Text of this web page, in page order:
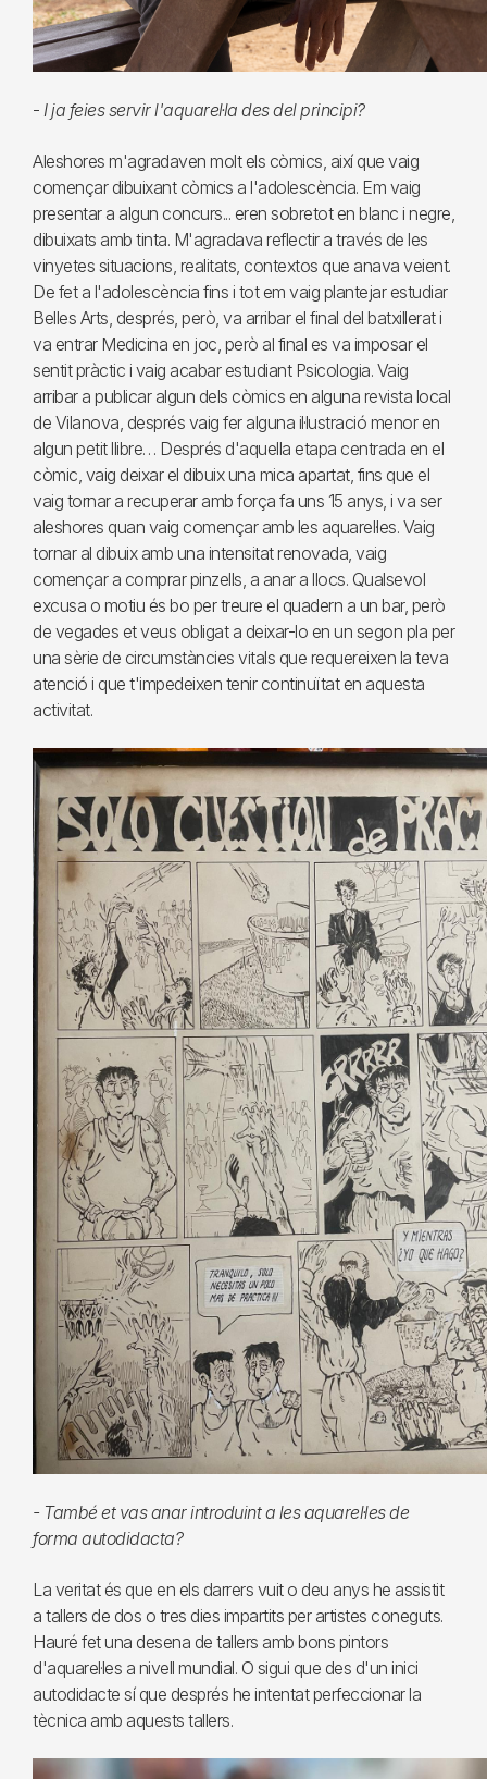
- I ja feies servir l'aquarel·la des del principi?
Aleshores m'agradaven molt els còmics, així que vaig
començar dibuixant còmics a l'adolescència. Em vaig
presentar a algun concurs... eren sobretot en blanc i negre,
dibuixats amb tinta. M'agradava reflectir a través de les
vinyetes situacions, realitats, contextos que anava veient.
De fet a l'adolescència fins i tot em vaig plantejar estudiar
Belles Arts, després, però, va arribar el final del batxillerat i
va entrar Medicina en joc, però al final es va imposar el
sentit pràctic i vaig acabar estudiant Psicologia. Vaig
arribar a publicar algun dels còmics en alguna revista local
de Vilanova, després vaig fer alguna il·lustració menor en
algun petit llibre… Després d'aquella etapa centrada en el
còmic, vaig deixar el dibuix una mica apartat, fins que el
vaig tornar a recuperar amb força fa uns 15 anys, i va ser
aleshores quan vaig començar amb les aquarel·les. Vaig
tornar al dibuix amb una intensitat renovada, vaig
començar a comprar pinzells, a anar a llocs. Qualsevol
excusa o motiu és bo per treure el quadern a un bar, però
de vegades et veus obligat a deixar-lo en un segon pla per
una sèrie de circumstàncies vitals que requereixen la teva
atenció i que t'impedeixen tenir continuïtat en aquesta
activitat.
- També et vas anar introduint a les aquarel·les de
forma autodidacta?
La veritat és que en els darrers vuit o deu anys he assistit
a tallers de dos o tres dies impartits per artistes coneguts.
Hauré fet una desena de tallers amb bons pintors
d'aquarel·les a nivell mundial. O sigui que des d'un inici
autodidacte sí que després he intentat perfeccionar la
tècnica amb aquests tallers.